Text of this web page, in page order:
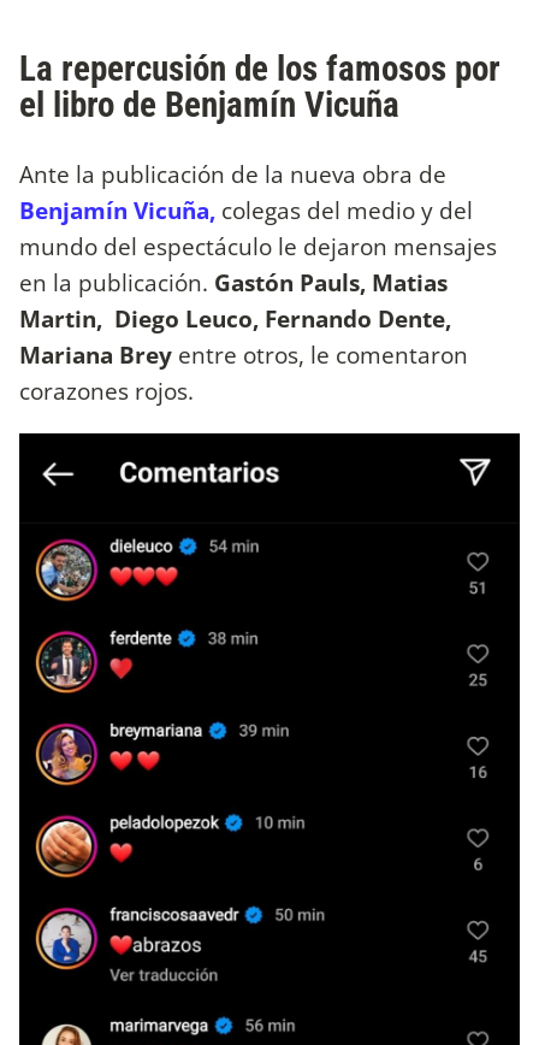
La repercusión de los famosos por
el libro de Benjamín Vicuña
Ante la publicación de la nueva obra de
Benjamín Vicuña, colegas del medio y del
mundo del espectáculo le dejaron mensajes
en la publicación. Gastón Pauls, Matias
Martin, Diego Leuco, Fernando Dente,
Mariana Brey entre otros, le comentaron
corazones rojos.